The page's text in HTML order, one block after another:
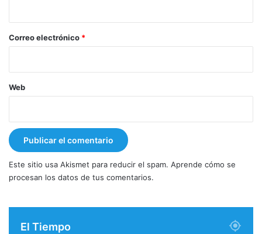
*
Correo electrónico *
Web
Este sitio usa Akismet para reducir el spam. Aprende cómo se
procesan los datos de tus comentarios.
El Tiempo